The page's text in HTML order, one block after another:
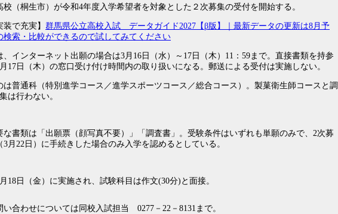
（桐生市）が令和4年度入学希望者を対象とした２次募集の受付を開始する。
装で充実】 群馬県公立高校入試 データガイド2027【β版】｜最新データの更新は8月予
索・比較ができるので試してみてください
インターネット出願の場合は3月16日（水）～17日（木）11：59まで。直接書類を持参
17日（木）の窓口受け付け時間内の取り扱いになる。郵送による受付は実施しない。
普通科（特別進学コース／進学スポーツコース／総合コース）。製菓衛生師コースと調
は行わない。
書類は「出願票（顔写真不要）」「調査書」。受験条件はいずれも単願のみで、2次募
3月22日）に手続きした場合のみ入学を認めるとしている。
18日（金）に実施され、試験科目は作文(30分)と面接。
合わせについては同校入試担当 0277－22－8131まで。